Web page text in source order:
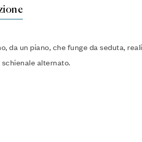
un piano, che funge da seduta,
schienale alternato.